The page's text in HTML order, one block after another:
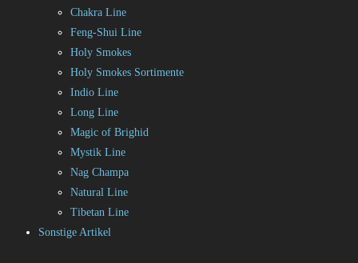
Chakra Line
Feng-Shui Line
Holy Smokes
Holy Smokes Sortimente
Indio Line
Long Line
Magic of Brighid
Mystik Line
Nag Champa
Natural Line
Tibetan Line
Sonstige Artikel